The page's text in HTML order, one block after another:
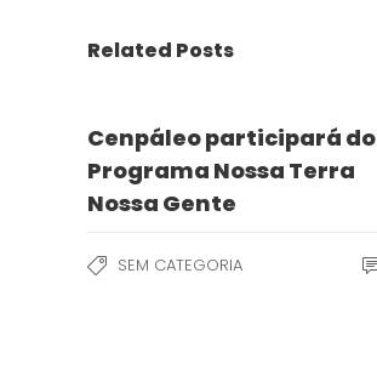
Related Posts
Cenpáleo participará do
Programa Nossa Terra
Nossa Gente
SEM CATEGORIA